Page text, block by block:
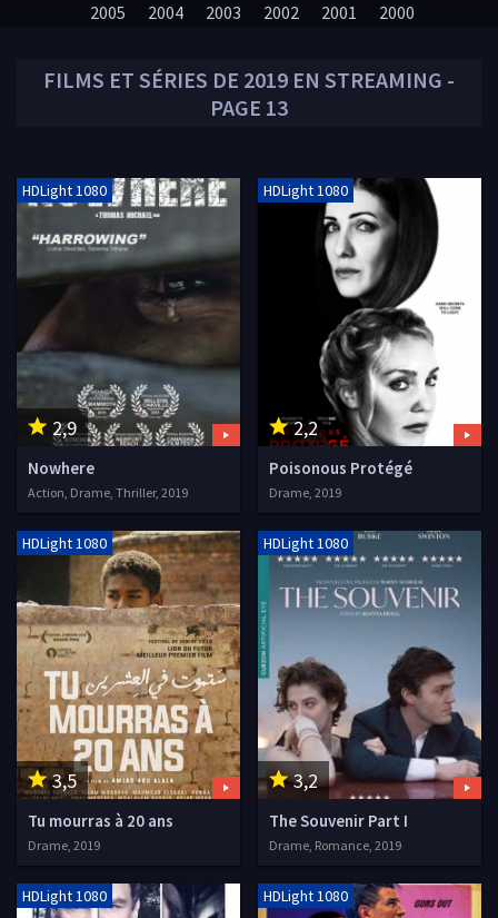
FILMS ET SÉRIES DE 2019 EN STREAMING -
PAGE 13
2,9
HDLight 1080
Nowhere
Action, Drame, Thriller, 2019
2,2
HDLight 1080
Poisonous Protégé
Drame, 2019
3,5
HDLight 1080
Tu mourras à 20 ans
Drame, 2019
3,2
HDLight 1080
The Souvenir Part I
Drame, Romance, 2019
HDLight 1080 HDLight 1080
2005
2004 2003 2002 2001 2000